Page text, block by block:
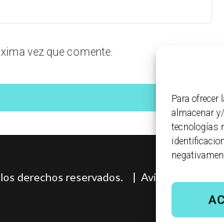
Para
almacenar
tecnologías
vez que comente.
derechos reservados. | Aviso legal